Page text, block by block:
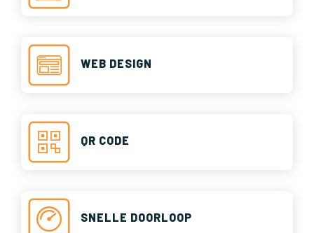
WEB DESIGN
QR CODE
SNELLE DOORLOOP